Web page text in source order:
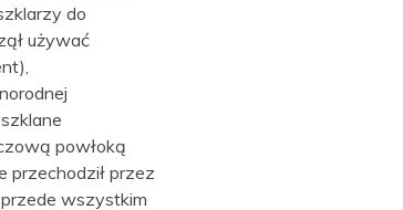
do
używać
powłoką
przechodził przez
wszystkim